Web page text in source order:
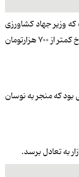
زنجیره‌ای به ۸۵۰ تا ۹۰۰ هزارتن رسیده است که وزیر جهاد کشاورزی
خبر از اصلاح قیمت گوشت داد که در این راستا نمازی مدیرعامل جهاد استقلال اعلام کرد گوشت گرم گوساله قرار است با نرخ کمتر از ۷۰۰ هزارتومان
که منجر به نوسان
به تعادل برسد.